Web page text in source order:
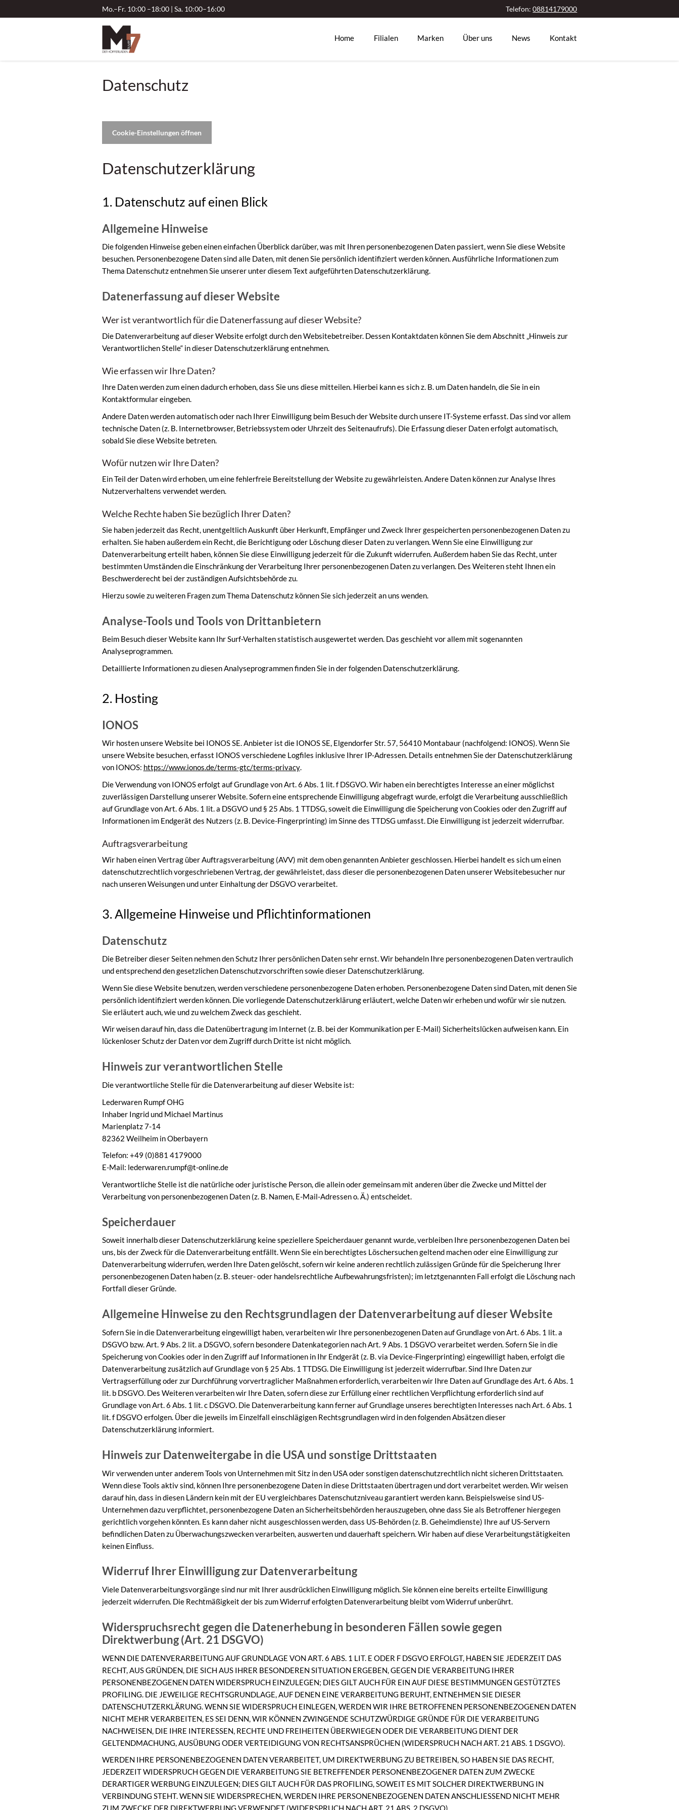
Mo.–Fr. 10:00 –18:00 | Sa. 10:00–16:00 Telefon:08814179000
Home Filialen Marken Über uns News Kontakt
Datenschutz
Cookie-Einstellungen öffnen
Datenschutz­erklärung
1. Datenschutz auf einen Blick
Allgemeine Hinweise
Die folgenden Hinweise geben einen einfachen Überblick darüber, was mit Ihren personenbezogenen Daten passiert, wenn Sie diese Website
besuchen. Personenbezogene Daten sind alle Daten, mit denen Sie persönlich identifiziert werden können. Ausführliche Informationen zum
Thema Datenschutz entnehmen Sie unserer unter diesem Text aufgeführten Datenschutzerklärung.
Datenerfassung auf dieser Website
Wer ist verantwortlich für die Datenerfassung auf dieser Website?
Die Datenverarbeitung auf dieser Website erfolgt durch den Websitebetreiber. Dessen Kontaktdaten können Sie dem Abschnitt „Hinweis zur
Verantwortlichen Stelle“ in dieser Datenschutzerklärung entnehmen.
Wie erfassen wir Ihre Daten?
Ihre Daten werden zum einen dadurch erhoben, dass Sie uns diese mitteilen. Hierbei kann es sich z. B. um Daten handeln, die Sie in ein
Kontaktformular eingeben.
Andere Daten werden automatisch oder nach Ihrer Einwilligung beim Besuch der Website durch unsere IT-Systeme erfasst. Das sind vor allem
technische Daten (z. B. Internetbrowser, Betriebssystem oder Uhrzeit des Seitenaufrufs). Die Erfassung dieser Daten erfolgt automatisch,
sobald Sie diese Website betreten.
Wofür nutzen wir Ihre Daten?
Ein Teil der Daten wird erhoben, um eine fehlerfreie Bereitstellung der Website zu gewährleisten. Andere Daten können zur Analyse Ihres
Nutzerverhaltens verwendet werden.
Welche Rechte haben Sie bezüglich Ihrer Daten?
Sie haben jederzeit das Recht, unentgeltlich Auskunft über Herkunft, Empfänger und Zweck Ihrer gespeicherten personenbezogenen Daten zu
erhalten. Sie haben außerdem ein Recht, die Berichtigung oder Löschung dieser Daten zu verlangen. Wenn Sie eine Einwilligung zur
Datenverarbeitung erteilt haben, können Sie diese Einwilligung jederzeit für die Zukunft widerrufen. Außerdem haben Sie das Recht, unter
bestimmten Umständen die Einschränkung der Verarbeitung Ihrer personenbezogenen Daten zu verlangen. Des Weiteren steht Ihnen ein
Beschwerderecht bei der zuständigen Aufsichtsbehörde zu.
Hierzu sowie zu weiteren Fragen zum Thema Datenschutz können Sie sich jederzeit an uns wenden.
Analyse-Tools und Tools von Dritt­anbietern
Beim Besuch dieser Website kann Ihr Surf-Verhalten statistisch ausgewertet werden. Das geschieht vor allem mit sogenannten
Analyseprogrammen.
Detaillierte Informationen zu diesen Analyseprogrammen finden Sie in der folgenden Datenschutzerklärung.
2. Hosting
IONOS
Wir hosten unsere Website bei IONOS SE. Anbieter ist die IONOS SE, Elgendorfer Str. 57, 56410 Montabaur (nachfolgend: IONOS). Wenn Sie
unsere Website besuchen, erfasst IONOS verschiedene Logfiles inklusive Ihrer IP-Adressen. Details entnehmen Sie der Datenschutzerklärung
von IONOS: https://www.ionos.de/terms-gtc/terms-privacy.
Die Verwendung von IONOS erfolgt auf Grundlage von Art. 6 Abs. 1 lit. f DSGVO. Wir haben ein berechtigtes Interesse an einer möglichst
zuverlässigen Darstellung unserer Website. Sofern eine entsprechende Einwilligung abgefragt wurde, erfolgt die Verarbeitung ausschließlich
auf Grundlage von Art. 6 Abs. 1 lit. a DSGVO und § 25 Abs. 1 TTDSG, soweit die Einwilligung die Speicherung von Cookies oder den Zugriff auf
Informationen im Endgerät des Nutzers (z. B. Device-Fingerprinting) im Sinne des TTDSG umfasst. Die Einwilligung ist jederzeit widerrufbar.
Auftragsverarbeitung
Wir haben einen Vertrag über Auftragsverarbeitung (AVV) mit dem oben genannten Anbieter geschlossen. Hierbei handelt es sich um einen
datenschutzrechtlich vorgeschriebenen Vertrag, der gewährleistet, dass dieser die personenbezogenen Daten unserer Websitebesucher nur
nach unseren Weisungen und unter Einhaltung der DSGVO verarbeitet.
3. Allgemeine Hinweise und Pflicht­informationen
Datenschutz
Die Betreiber dieser Seiten nehmen den Schutz Ihrer persönlichen Daten sehr ernst. Wir behandeln Ihre personenbezogenen Daten vertraulich
und entsprechend den gesetzlichen Datenschutzvorschriften sowie dieser Datenschutzerklärung.
Wenn Sie diese Website benutzen, werden verschiedene personenbezogene Daten erhoben. Personenbezogene Daten sind Daten, mit denen Sie
persönlich identifiziert werden können. Die vorliegende Datenschutzerklärung erläutert, welche Daten wir erheben und wofür wir sie nutzen.
Sie erläutert auch, wie und zu welchem Zweck das geschieht.
Wir weisen darauf hin, dass die Datenübertragung im Internet (z. B. bei der Kommunikation per E-Mail) Sicherheitslücken aufweisen kann. Ein
lückenloser Schutz der Daten vor dem Zugriff durch Dritte ist nicht möglich.
Hinweis zur verantwortlichen Stelle
Die verantwortliche Stelle für die Datenverarbeitung auf dieser Website ist:
Lederwaren Rumpf OHG
Inhaber Ingrid und Michael Martinus
Marienplatz 7-14
82362 Weilheim in Oberbayern
Telefon: +49 (0)881 4179000
E-Mail: lederwaren.rumpf@t-online.de
Verantwortliche Stelle ist die natürliche oder juristische Person, die allein oder gemeinsam mit anderen über die Zwecke und Mittel der
Verarbeitung von personenbezogenen Daten (z. B. Namen, E-Mail-Adressen o. Ä.) entscheidet.
Speicherdauer
Soweit innerhalb dieser Datenschutzerklärung keine speziellere Speicherdauer genannt wurde, verbleiben Ihre personenbezogenen Daten bei
uns, bis der Zweck für die Datenverarbeitung entfällt. Wenn Sie ein berechtigtes Löschersuchen geltend machen oder eine Einwilligung zur
Datenverarbeitung widerrufen, werden Ihre Daten gelöscht, sofern wir keine anderen rechtlich zulässigen Gründe für die Speicherung Ihrer
personenbezogenen Daten haben (z. B. steuer- oder handelsrechtliche Aufbewahrungsfristen); im letztgenannten Fall erfolgt die Löschung nach
Fortfall dieser Gründe.
Allgemeine Hinweise zu den Rechtsgrundlagen der Datenverarbeitung auf dieser Website
Sofern Sie in die Datenverarbeitung eingewilligt haben, verarbeiten wir Ihre personenbezogenen Daten auf Grundlage von Art. 6 Abs. 1 lit. a
DSGVO bzw. Art. 9 Abs. 2 lit. a DSGVO, sofern besondere Datenkategorien nach Art. 9 Abs. 1 DSGVO verarbeitet werden. Sofern Sie in die
Speicherung von Cookies oder in den Zugriff auf Informationen in Ihr Endgerät (z. B. via Device-Fingerprinting) eingewilligt haben, erfolgt die
Datenverarbeitung zusätzlich auf Grundlage von § 25 Abs. 1 TTDSG. Die Einwilligung ist jederzeit widerrufbar. Sind Ihre Daten zur
Vertragserfüllung oder zur Durchführung vorvertraglicher Maßnahmen erforderlich, verarbeiten wir Ihre Daten auf Grundlage des Art. 6 Abs. 1
lit. b DSGVO. Des Weiteren verarbeiten wir Ihre Daten, sofern diese zur Erfüllung einer rechtlichen Verpflichtung erforderlich sind auf
Grundlage von Art. 6 Abs. 1 lit. c DSGVO. Die Datenverarbeitung kann ferner auf Grundlage unseres berechtigten Interesses nach Art. 6 Abs. 1
lit. f DSGVO erfolgen. Über die jeweils im Einzelfall einschlägigen Rechtsgrundlagen wird in den folgenden Absätzen dieser
Datenschutzerklärung informiert.
Hinweis zur Datenweitergabe in die USA und sonstige Drittstaaten
Wir verwenden unter anderem Tools von Unternehmen mit Sitz in den USA oder sonstigen datenschutzrechtlich nicht sicheren Drittstaaten.
Wenn diese Tools aktiv sind, können Ihre personenbezogene Daten in diese Drittstaaten übertragen und dort verarbeitet werden. Wir weisen
darauf hin, dass in diesen Ländern kein mit der EU vergleichbares Datenschutzniveau garantiert werden kann. Beispielsweise sind US-
Unternehmen dazu verpflichtet, personenbezogene Daten an Sicherheitsbehörden herauszugeben, ohne dass Sie als Betroffener hiergegen
gerichtlich vorgehen könnten. Es kann daher nicht ausgeschlossen werden, dass US-Behörden (z. B. Geheimdienste) Ihre auf US-Servern
befindlichen Daten zu Überwachungszwecken verarbeiten, auswerten und dauerhaft speichern. Wir haben auf diese Verarbeitungstätigkeiten
keinen Einfluss.
Widerruf Ihrer Einwilligung zur Datenverarbeitung
Viele Datenverarbeitungsvorgänge sind nur mit Ihrer ausdrücklichen Einwilligung möglich. Sie können eine bereits erteilte Einwilligung
jederzeit widerrufen. Die Rechtmäßigkeit der bis zum Widerruf erfolgten Datenverarbeitung bleibt vom Widerruf unberührt.
Widerspruchsrecht gegen die Datenerhebung in besonderen Fällen sowie gegen
Direktwerbung (Art. 21 DSGVO)
WENN DIE DATENVERARBEITUNG AUF GRUNDLAGE VON ART. 6 ABS. 1 LIT. E ODER F DSGVO ERFOLGT, HABEN SIE JEDERZEIT DAS
RECHT, AUS GRÜNDEN, DIE SICH AUS IHRER BESONDEREN SITUATION ERGEBEN, GEGEN DIE VERARBEITUNG IHRER
PERSONENBEZOGENEN DATEN WIDERSPRUCH EINZULEGEN; DIES GILT AUCH FÜR EIN AUF DIESE BESTIMMUNGEN GESTÜTZTES
PROFILING. DIE JEWEILIGE RECHTSGRUNDLAGE, AUF DENEN EINE VERARBEITUNG BERUHT, ENTNEHMEN SIE DIESER
DATENSCHUTZERKLÄRUNG. WENN SIE WIDERSPRUCH EINLEGEN, WERDEN WIR IHRE BETROFFENEN PERSONENBEZOGENEN DATEN
NICHT MEHR VERARBEITEN, ES SEI DENN, WIR KÖNNEN ZWINGENDE SCHUTZWÜRDIGE GRÜNDE FÜR DIE VERARBEITUNG
NACHWEISEN, DIE IHRE INTERESSEN, RECHTE UND FREIHEITEN ÜBERWIEGEN ODER DIE VERARBEITUNG DIENT DER
GELTENDMACHUNG, AUSÜBUNG ODER VERTEIDIGUNG VON RECHTSANSPRÜCHEN (WIDERSPRUCH NACH ART. 21 ABS. 1 DSGVO).
WERDEN IHRE PERSONENBEZOGENEN DATEN VERARBEITET, UM DIREKTWERBUNG ZU BETREIBEN, SO HABEN SIE DAS RECHT,
JEDERZEIT WIDERSPRUCH GEGEN DIE VERARBEITUNG SIE BETREFFENDER PERSONENBEZOGENER DATEN ZUM ZWECKE
DERARTIGER WERBUNG EINZULEGEN; DIES GILT AUCH FÜR DAS PROFILING, SOWEIT ES MIT SOLCHER DIREKTWERBUNG IN
VERBINDUNG STEHT. WENN SIE WIDERSPRECHEN, WERDEN IHRE PERSONENBEZOGENEN DATEN ANSCHLIESSEND NICHT MEHR
ZUM ZWECKE DER DIREKTWERBUNG VERWENDET (WIDERSPRUCH NACH ART. 21 ABS. 2 DSGVO).